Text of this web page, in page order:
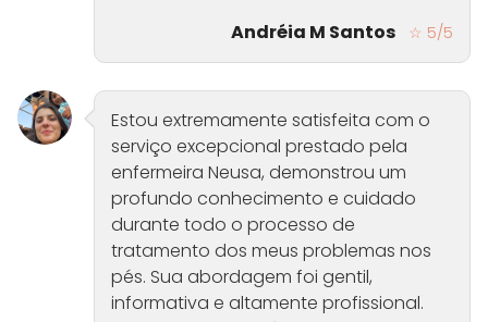
Andréia M Santos
☆ 5/5
Estou extremamente satisfeita com o
serviço excepcional prestado pela
enfermeira Neusa, demonstrou um
profundo conhecimento e cuidado
durante todo o processo de
tratamento dos meus problemas nos
pés. Sua abordagem foi gentil,
informativa e altamente profissional.